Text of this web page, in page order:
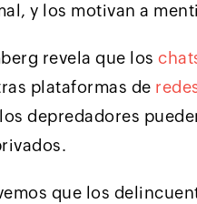
y los motivan a
revela que los
plataformas de
depredadores
que los